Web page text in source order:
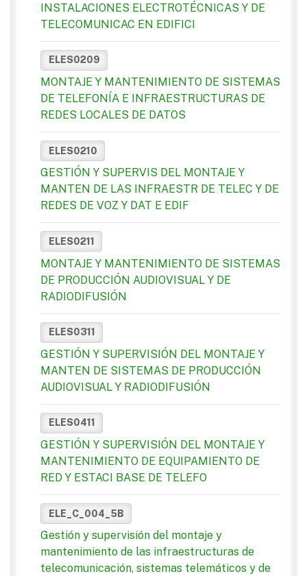
INSTALACIONES ELECTROTÉCNICAS Y DE
TELECOMUNICAC EN EDIFICI
ELES0209
MONTAJE Y MANTENIMIENTO DE SISTEMAS
DE TELEFONÍA E INFRAESTRUCTURAS DE
REDES LOCALES DE DATOS
ELES0210
GESTIÓN Y SUPERVIS DEL MONTAJE Y
MANTEN DE LAS INFRAESTR DE TELEC Y DE
REDES DE VOZ Y DAT E EDIF
ELES0211
MONTAJE Y MANTENIMIENTO DE SISTEMAS
DE PRODUCCIÓN AUDIOVISUAL Y DE
RADIODIFUSIÓN
ELES0311
GESTIÓN Y SUPERVISIÓN DEL MONTAJE Y
MANTEN DE SISTEMAS DE PRODUCCIÓN
AUDIOVISUAL Y RADIODIFUSIÓN
ELES0411
GESTIÓN Y SUPERVISIÓN DEL MONTAJE Y
MANTENIMIENTO DE EQUIPAMIENTO DE
RED Y ESTACI BASE DE TELEFO
ELE_C_004_5B
Gestión y supervisión del montaje y
mantenimiento de las infraestructuras de
telecomunicación, sistemas telemáticos y de